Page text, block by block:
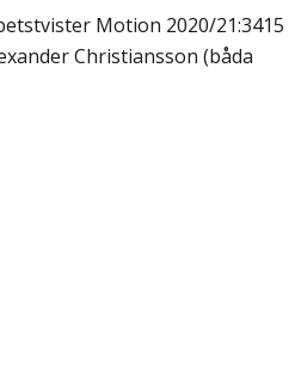
Motion 2020/21:3415
Christiansson (båda